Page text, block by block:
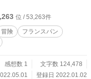
位 / 53,263件
冒険
フランスパン
感想数 1
文字数 124,478
登録日 2022.01.02